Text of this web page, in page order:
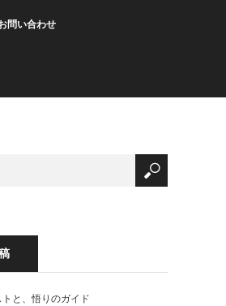
問い合わせ
と、悟りのガイド